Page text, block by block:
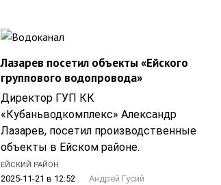
Лазарев посетил объекты «Ейского
группового водопровода»
Директор ГУП КК
«Кубаньводкомплекс» Александр
Лазарев, посетил производственные
объекты в Ейском районе.
ЕЙСКИЙ РАЙОН
2025-11-21 в 12:52 Андрей Гусий